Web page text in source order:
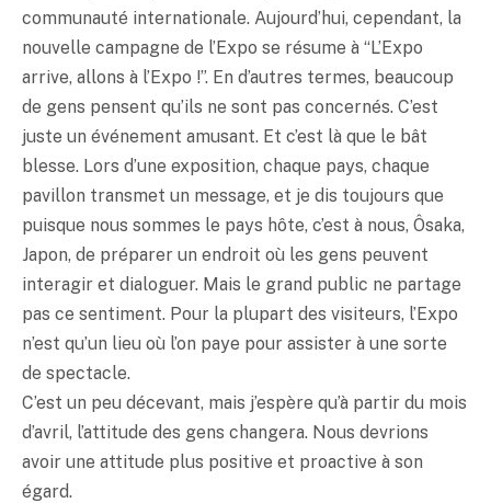
communauté internationale. Aujourd’hui, cependant, la
nouvelle campagne de l’Expo se résume à “L’Expo
arrive, allons à l’Expo !”. En d’autres termes, beaucoup
de gens pensent qu’ils ne sont pas concernés. C’est
juste un événement amusant. Et c’est là que le bât
blesse. Lors d’une exposition, chaque pays, chaque
pavillon transmet un message, et je dis toujours que
puisque nous sommes le pays hôte, c’est à nous, Ôsaka,
Japon, de préparer un endroit où les gens peuvent
interagir et dialoguer. Mais le grand public ne partage
pas ce sentiment. Pour la plupart des visiteurs, l’Expo
n’est qu’un lieu où l’on paye pour assister à une sorte
de spectacle.
C’est un peu décevant, mais j’espère qu’à partir du mois
d’avril, l’attitude des gens changera. Nous devrions
avoir une attitude plus positive et proactive à son
égard.